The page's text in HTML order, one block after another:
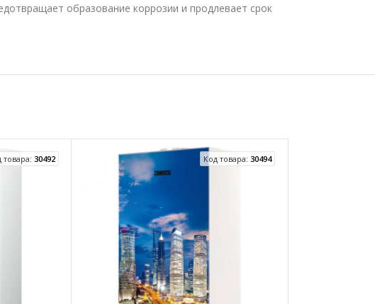
образование коррозии и продлевает срок
товара: 30492 Код товара: 30494